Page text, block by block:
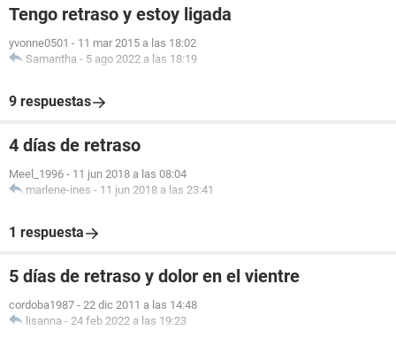
Tengo retraso y estoy ligada
yvonne0501 - 11 mar 2015 a las 18:02
Samantha - 5 ago 2022 a las 18:19
9 respuestas
4 días de retraso
Meel_1996 - 11 jun 2018 a las 08:04
marlene-ines - 11 jun 2018 a las 23:41
1 respuesta
5 días de retraso y dolor en el vientre
cordoba1987 - 22 dic 2011 a las 14:48
lisanna - 24 feb 2022 a las 19:23